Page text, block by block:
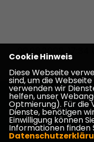
09.08.2008, 17:34
Homepage des CDU
Dieburg
Cookie Hinweis
Diese Webseite
sind, um die
verwenden wir
helfen, unser
Optmierung). Für
Dienste, benötigen
Einwilligung können
Informationen finden